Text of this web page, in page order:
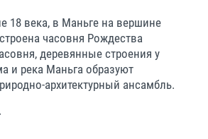
18 века, в Маньге на вершине
часовня Рождества
деревянные строения у
и река Маньга образуют
архитектурный ансамбль.